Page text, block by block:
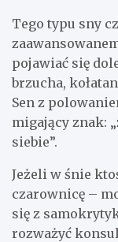
Tego typu sny
pojawiać się
brzucha,
Sen z
migający znak:
siebie”.
Jeżeli w śnie
czarownicę –
się z
rozważyć